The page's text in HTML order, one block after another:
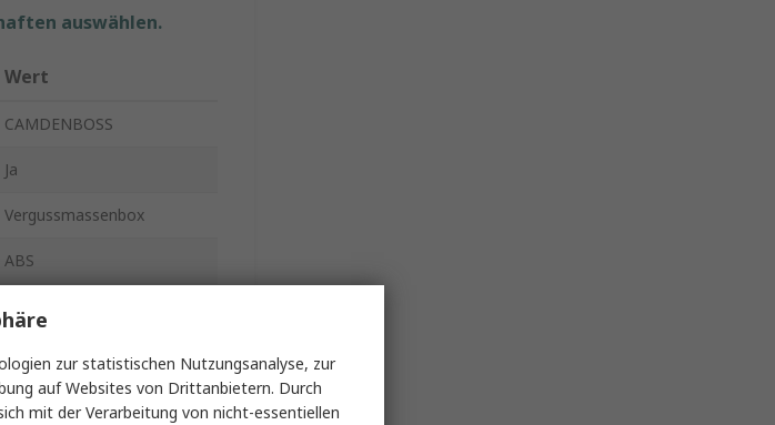
auswählen.
Wert
CAMDENBOSS
Ja
Vergussmassenbox
ABS
1.4mm
zur statistischen Nutzungsanalyse, zur
auf Websites von Drittanbietern. Durch
mit der Verarbeitung von nicht-essentiellen